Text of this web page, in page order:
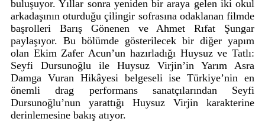
buluşuyor. Yıllar sonra yeniden bir araya gelen iki okul
arkadaşının oturduğu çilingir sofrasına odaklanan filmde
başrolleri Barış Gönenen ve Ahmet Rıfat Şungar
paylaşıyor. Bu bölümde gösterilecek bir diğer yapım
olan Ekim Zafer Acun’un hazırladığı Huysuz ve Tatlı:
Seyfi Dursunoğlu ile Huysuz Virjin’in Yarım Asra
Damga Vuran Hikâyesi belgeseli ise Türkiye’nin en
önemli drag performans sanatçılarından Seyfi
Dursunoğlu’nun yarattığı Huysuz Virjin karakterine
derinlemesine bakış atıyor.